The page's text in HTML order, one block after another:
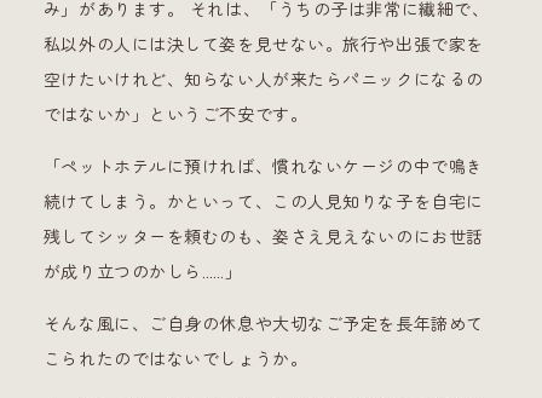
み」があります。 それは、「うちの子は非常に繊細で、
私以外の人には決して姿を見せない。旅行や出張で家を
空けたいけれど、知らない人が来たらパニックになるの
ではないか」というご不安です。
「ペットホテルに預ければ、慣れないケージの中で鳴き
続けてしまう。かといって、この人見知りな子を自宅に
残してシッターを頼むのも、姿さえ見えないのにお世話
が成り立つのかしら……」
そんな風に、ご自身の休息や大切なご予定を長年諦めて
こられたのではないでしょうか。